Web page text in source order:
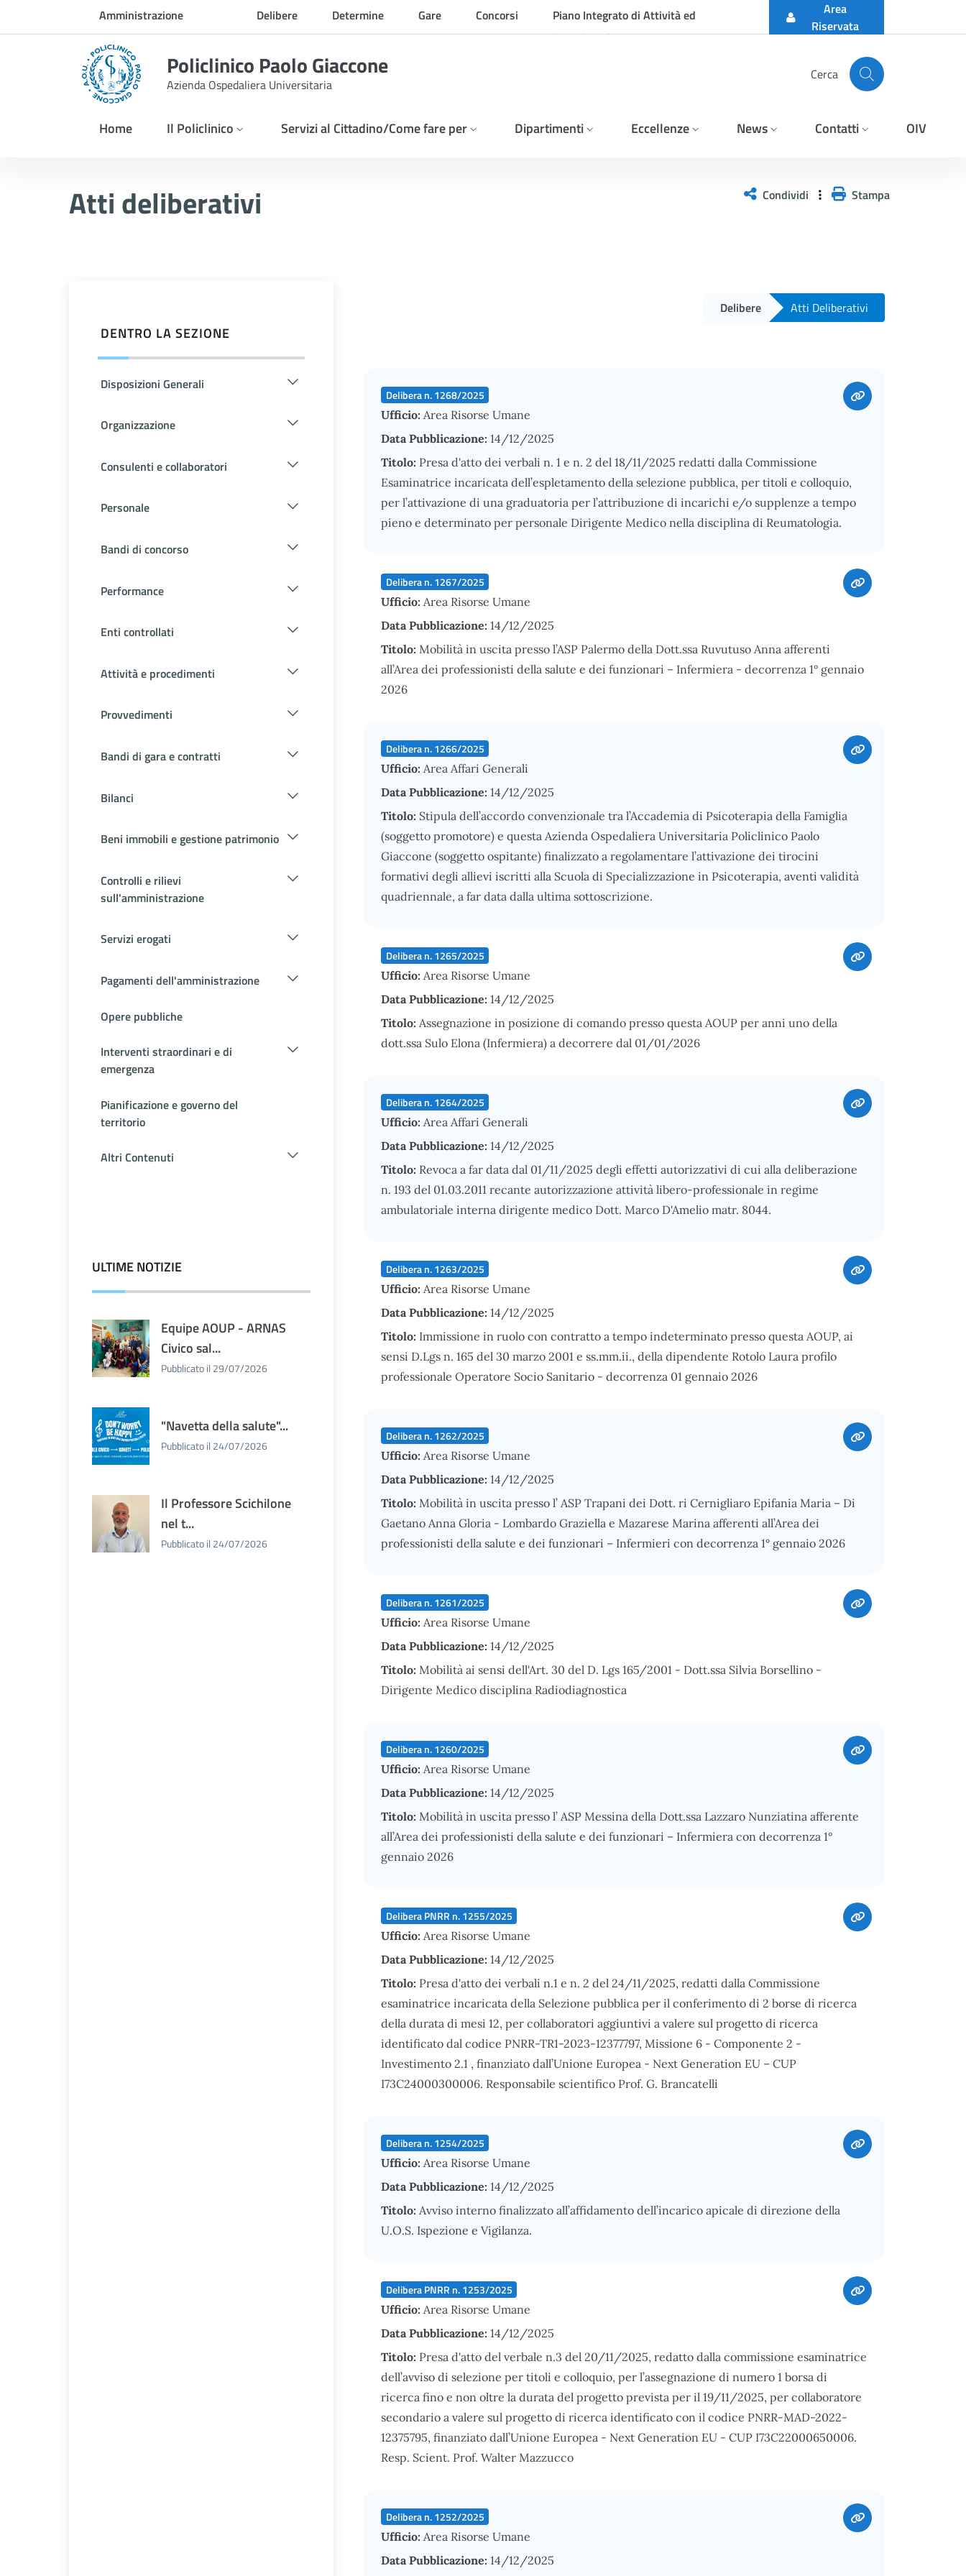
Skip to Main ContentAmministrazione
trasparente
Delibere Determine Gare Concorsi
Piano Integrato di Attività ed
Organizzazione
Area
Riservata
Policlinico Paolo Giaccone
Azienda Ospedaliera Universitaria
Cerca
Home Il Policlinico Servizi al Cittadino/Come fare per Dipartimenti Eccellenze News Contatti OIV
Atti deliberativi Condividi Stampa
DENTRO LA SEZIONE
Disposizioni Generali
Organizzazione
Consulenti e collaboratori
Personale
Bandi di concorso
Performance
Enti controllati
Attività e procedimenti
Provvedimenti
Bandi di gara e contratti
Bilanci
Beni immobili e gestione patrimonio
Controlli e rilievi
sull'amministrazione
Servizi erogati
Pagamenti dell'amministrazione
Opere pubbliche
Interventi straordinari e di
emergenza
Pianificazione e governo del
territorio
Altri Contenuti
ULTIME NOTIZIE
Equipe AOUP - ARNAS
Civico sal...
Pubblicato il 29/07/2026
"Navetta della salute"...
Pubblicato il 24/07/2026
Il Professore Scichilone
nel t...
Pubblicato il 24/07/2026
Delibere Atti Deliberativi
Delibera n. 1268/2025
Ufficio: Area Risorse Umane
Data Pubblicazione: 14/12/2025
Titolo: Presa d'atto dei verbali n. 1 e n. 2 del 18/11/2025 redatti dalla Commissione
Esaminatrice incaricata dell’espletamento della selezione pubblica, per titoli e colloquio,
per l’attivazione di una graduatoria per l’attribuzione di incarichi e/o supplenze a tempo
pieno e determinato per personale Dirigente Medico nella disciplina di Reumatologia.
Delibera n. 1267/2025
Ufficio: Area Risorse Umane
Data Pubblicazione: 14/12/2025
Titolo: Mobilità in uscita presso l’ASP Palermo della Dott.ssa Ruvutuso Anna afferenti
all’Area dei professionisti della salute e dei funzionari – Infermiera - decorrenza 1° gennaio
2026
Delibera n. 1266/2025
Ufficio: Area Affari Generali
Data Pubblicazione: 14/12/2025
Titolo: Stipula dell’accordo convenzionale tra l’Accademia di Psicoterapia della Famiglia
(soggetto promotore) e questa Azienda Ospedaliera Universitaria Policlinico Paolo
Giaccone (soggetto ospitante) finalizzato a regolamentare l’attivazione dei tirocini
formativi degli allievi iscritti alla Scuola di Specializzazione in Psicoterapia, aventi validità
quadriennale, a far data dalla ultima sottoscrizione.
Delibera n. 1265/2025
Ufficio: Area Risorse Umane
Data Pubblicazione: 14/12/2025
Titolo: Assegnazione in posizione di comando presso questa AOUP per anni uno della
dott.ssa Sulo Elona (Infermiera) a decorrere dal 01/01/2026
Delibera n. 1264/2025
Ufficio: Area Affari Generali
Data Pubblicazione: 14/12/2025
Titolo: Revoca a far data dal 01/11/2025 degli effetti autorizzativi di cui alla deliberazione
n. 193 del 01.03.2011 recante autorizzazione attività libero-professionale in regime
ambulatoriale interna dirigente medico Dott. Marco D'Amelio matr. 8044.
Delibera n. 1263/2025
Ufficio: Area Risorse Umane
Data Pubblicazione: 14/12/2025
Titolo: Immissione in ruolo con contratto a tempo indeterminato presso questa AOUP, ai
sensi D.Lgs n. 165 del 30 marzo 2001 e ss.mm.ii., della dipendente Rotolo Laura profilo
professionale Operatore Socio Sanitario - decorrenza 01 gennaio 2026
Delibera n. 1262/2025
Ufficio: Area Risorse Umane
Data Pubblicazione: 14/12/2025
Titolo: Mobilità in uscita presso l’ ASP Trapani dei Dott. ri Cernigliaro Epifania Maria – Di
Gaetano Anna Gloria - Lombardo Graziella e Mazarese Marina afferenti all’Area dei
professionisti della salute e dei funzionari – Infermieri con decorrenza 1° gennaio 2026
Delibera n. 1261/2025
Ufficio: Area Risorse Umane
Data Pubblicazione: 14/12/2025
Titolo: Mobilità ai sensi dell'Art. 30 del D. Lgs 165/2001 - Dott.ssa Silvia Borsellino -
Dirigente Medico disciplina Radiodiagnostica
Delibera n. 1260/2025
Ufficio: Area Risorse Umane
Data Pubblicazione: 14/12/2025
Titolo: Mobilità in uscita presso l’ ASP Messina della Dott.ssa Lazzaro Nunziatina afferente
all’Area dei professionisti della salute e dei funzionari – Infermiera con decorrenza 1°
gennaio 2026
Delibera PNRR n. 1255/2025
Ufficio: Area Risorse Umane
Data Pubblicazione: 14/12/2025
Titolo: Presa d'atto dei verbali n.1 e n. 2 del 24/11/2025, redatti dalla Commissione
esaminatrice incaricata della Selezione pubblica per il conferimento di 2 borse di ricerca
della durata di mesi 12, per collaboratori aggiuntivi a valere sul progetto di ricerca
identificato dal codice PNRR-TR1-2023-12377797, Missione 6 - Componente 2 -
Investimento 2.1 , finanziato dall’Unione Europea - Next Generation EU – CUP
I73C24000300006. Responsabile scientifico Prof. G. Brancatelli
Delibera n. 1254/2025
Ufficio: Area Risorse Umane
Data Pubblicazione: 14/12/2025
Titolo: Avviso interno finalizzato all’affidamento dell’incarico apicale di direzione della
U.O.S. Ispezione e Vigilanza.
Delibera PNRR n. 1253/2025
Ufficio: Area Risorse Umane
Data Pubblicazione: 14/12/2025
Titolo: Presa d'atto del verbale n.3 del 20/11/2025, redatto dalla commissione esaminatrice
dell’avviso di selezione per titoli e colloquio, per l’assegnazione di numero 1 borsa di
ricerca fino e non oltre la durata del progetto prevista per il 19/11/2025, per collaboratore
secondario a valere sul progetto di ricerca identificato con il codice PNRR-MAD-2022-
12375795, finanziato dall’Unione Europea - Next Generation EU - CUP I73C22000650006.
Resp. Scient. Prof. Walter Mazzucco
Delibera n. 1252/2025
Ufficio: Area Risorse Umane
Data Pubblicazione: 14/12/2025